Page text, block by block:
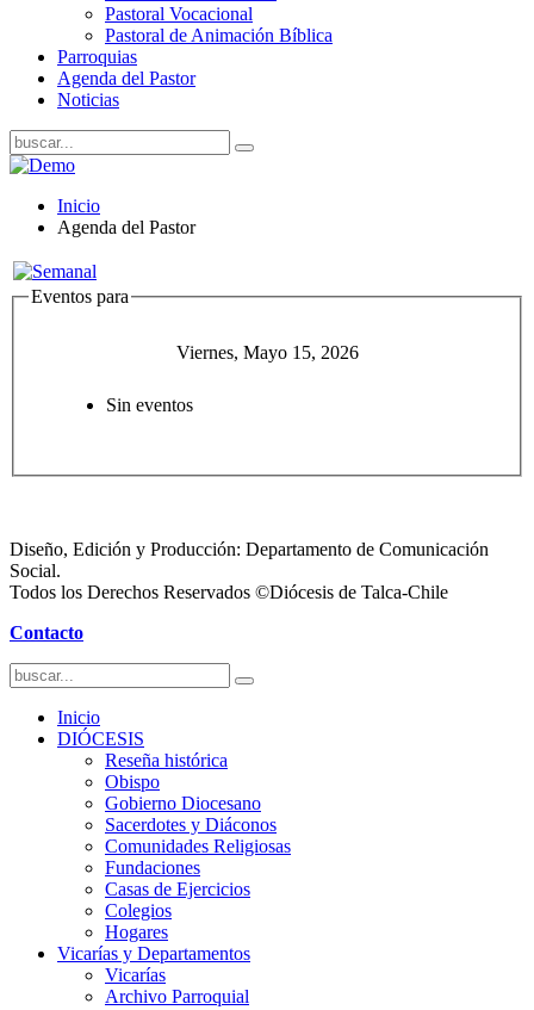
Pastoral Vocacional
Pastoral de Animación Bíblica
Parroquias
Agenda del Pastor
Noticias
Inicio
Agenda del Pastor
Eventos para
Viernes, Mayo 15, 2026
Sin eventos
Diseño, Edición y Producción: Departamento de Comunicación
Social.
Todos los Derechos Reservados ©Diócesis de Talca-Chile
Contacto
Inicio
DIÓCESIS
Reseña histórica
Obispo
Gobierno Diocesano
Sacerdotes y Diáconos
Comunidades Religiosas
Fundaciones
Casas de Ejercicios
Colegios
Hogares
Vicarías y Departamentos
Vicarías
Archivo Parroquial